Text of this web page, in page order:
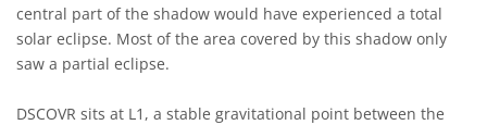
central part of the shadow would have experienced a total
solar eclipse. Most of the area covered by this shadow only
saw a partial eclipse.
DSCOVR sits at L1, a stable gravitational point between the